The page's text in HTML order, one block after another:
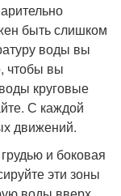
быть слишком
воды вы
чтобы вы
круговые
С каждой
движений.
и боковая
эти зоны